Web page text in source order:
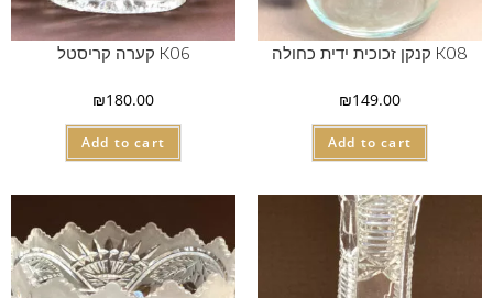
K08 קנקן זכוכית ידית כחולה
₪149.00
Add to cart
K06 קערה קריסטל
₪180.00
Add to cart